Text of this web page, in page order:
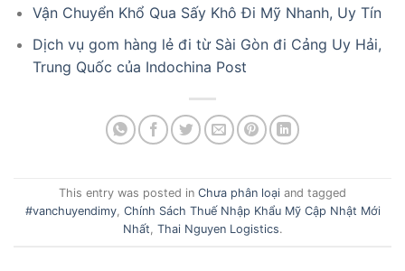
Vận Chuyển Khổ Qua Sấy Khô Đi Mỹ Nhanh, Uy Tín
Dịch vụ gom hàng lẻ đi từ Sài Gòn đi Cảng Uy Hải,
Trung Quốc của Indochina Post
This entry was posted in Chưa phân loại and tagged
#vanchuyendimy, Chính Sách Thuế Nhập Khẩu Mỹ Cập Nhật Mới
Nhất, Thai Nguyen Logistics.